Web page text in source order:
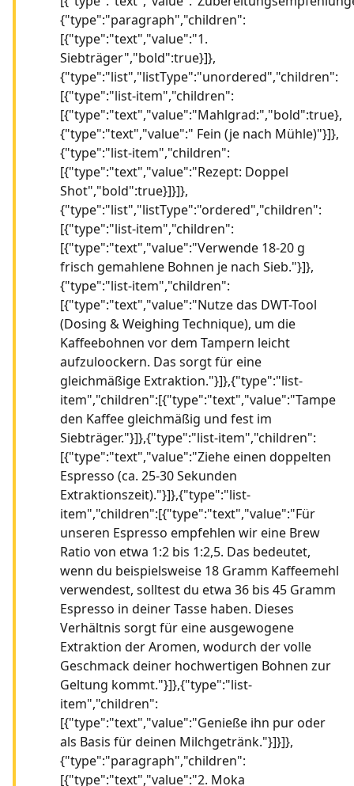
{"type":"paragraph","children":
[{"type":"text","value":"1.
Siebträger","bold":true}]},
{"type":"list","listType":"unordered","children":
[{"type":"list-item","children":
[{"type":"text","value":"Mahlgrad:","bold":true},
{"type":"text","value":" Fein (je nach Mühle)"}]},
{"type":"list-item","children":
[{"type":"text","value":"Rezept: Doppel
Shot","bold":true}]}]},
{"type":"list","listType":"ordered","children":
[{"type":"list-item","children":
[{"type":"text","value":"Verwende 18-20 g
frisch gemahlene Bohnen je nach Sieb."}]},
{"type":"list-item","children":
[{"type":"text","value":"Nutze das DWT-Tool
(Dosing & Weighing Technique), um die
Kaffeebohnen vor dem Tampern leicht
aufzuloockern. Das sorgt für eine
gleichmäßige Extraktion."}]},{"type":"list-
item","children":[{"type":"text","value":"Tampe
den Kaffee gleichmäßig und fest im
Siebträger."}]},{"type":"list-item","children":
[{"type":"text","value":"Ziehe einen doppelten
Espresso (ca. 25-30 Sekunden
Extraktionszeit)."}]},{"type":"list-
item","children":[{"type":"text","value":"Für
unseren Espresso empfehlen wir eine Brew
Ratio von etwa 1:2 bis 1:2,5. Das bedeutet,
wenn du beispielsweise 18 Gramm Kaffeemehl
verwendest, solltest du etwa 36 bis 45 Gramm
Espresso in deiner Tasse haben. Dieses
Verhältnis sorgt für eine ausgewogene
Extraktion der Aromen, wodurch der volle
Geschmack deiner hochwertigen Bohnen zur
Geltung kommt."}]},{"type":"list-
item","children":
[{"type":"text","value":"Genieße ihn pur oder
als Basis für deinen Milchgetränk."}]}]},
{"type":"paragraph","children":
[{"type":"text","value":"2. Moka